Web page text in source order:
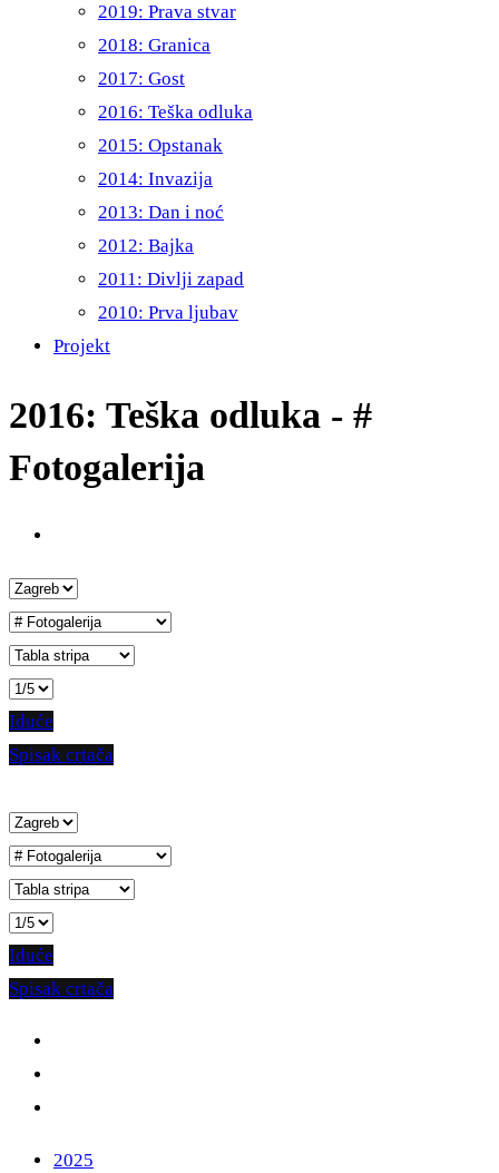
2019: Prava stvar
2018: Granica
2017: Gost
2016: Teška odluka
2015: Opstanak
2014: Invazija
2013: Dan i noć
2012: Bajka
2011: Divlji zapad
2010: Prva ljubav
Projekt
2016: Teška odluka - #
Fotogalerija
Iduće
Spisak crtača
Iduće
Spisak crtača
2025